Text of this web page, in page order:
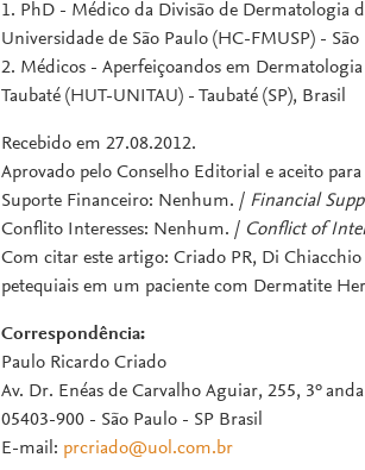
1. PhD - Médico da Divisão de Dermatologia
Universidade de São Paulo (HC-FMUSP) - São
2. Médicos - Aperfeiçoandos em
Taubaté (HUT-UNITAU) - Taubaté (SP), Brasil
Recebido em 27.08.2012.
Aprovado pelo Conselho Editorial e aceito
Suporte Financeiro: Nenhum. / Financial
Conflito Interesses: Nenhum. / Conflict of
Com citar este artigo: Criado PR, Di
petequiais em um paciente com Dermatite
Correspondência:
Paulo Ricardo Criado
Av. Dr. Enéas de Carvalho Aguiar, 255, 3º
05403-900 - São Paulo - SP Brasil
E-mail: prcriado@uol.com.br